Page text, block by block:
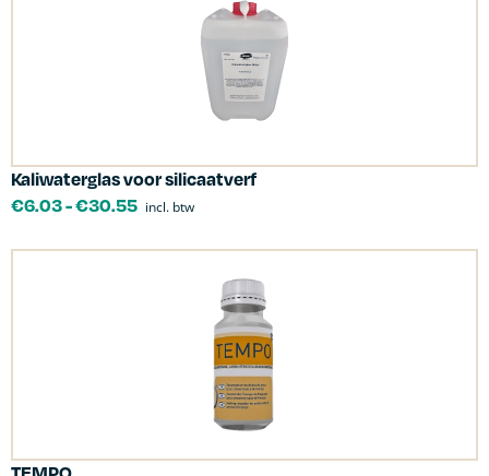
Kaliwaterglas voor silicaatverf
€6.03-€30.55 incl. btw